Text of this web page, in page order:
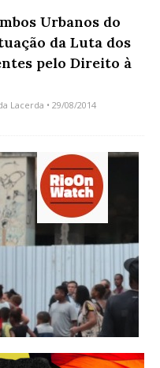
Urbanos do
da Luta dos
pelo Direito à
Lacerda • 29/08/2014